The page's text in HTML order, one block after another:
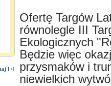
[+]
Ofertę Targów
równolegle III
Ekologicznych
Będzie więc
przysmaków i
niewielkich